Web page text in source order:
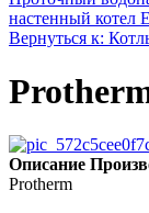
настенный котел
Вернуться к:
Описание
Protherm